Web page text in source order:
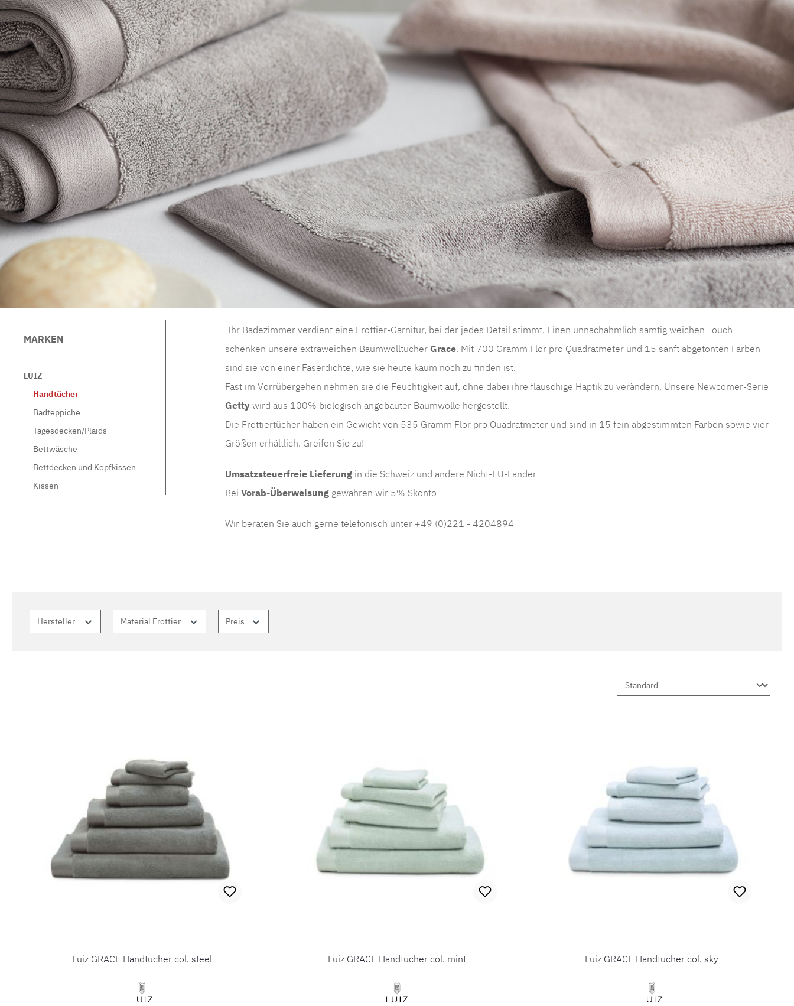
MARKEN
LUIZ
Handtücher
Badteppiche
Tagesdecken/Plaids
Bettwäsche
Bettdecken und Kopfkissen
Kissen
Ihr Badezimmer verdient eine Frottier-Garnitur, bei der jedes Detail stimmt. Einen unnachahmlich samtig weichen Touch
schenken unsere extraweichen Baumwolltücher Grace. Mit 700 Gramm Flor pro Quadratmeter und 15 sanft abgetönten Farben
sind sie von einer Faserdichte, wie sie heute kaum noch zu finden ist.
Fast im Vorrübergehen nehmen sie die Feuchtigkeit auf, ohne dabei ihre flauschige Haptik zu verändern. Unsere Newcomer-Serie
Getty wird aus 100% biologisch angebauter Baumwolle hergestellt.
Die Frottiertücher haben ein Gewicht von 535 Gramm Flor pro Quadratmeter und sind in 15 fein abgestimmten Farben sowie vier
Größen erhältlich. Greifen Sie zu!
Umsatzsteuerfreie Lieferung in die Schweiz und andere Nicht-EU-Länder
Bei Vorab-Überweisung gewähren wir 5% Skonto
Wir beraten Sie auch gerne telefonisch unter +49 (0)221 - 4204894
Hersteller Material Frottier Preis
Luiz GRACE Handtücher col. steel Luiz GRACE Handtücher col. mint Luiz GRACE Handtücher col. sky